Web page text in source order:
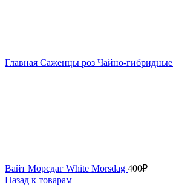
Главная Саженцы роз Чайно-гибридные
Вайт Морсдаг White Morsdag 400₽
Назад к товарам